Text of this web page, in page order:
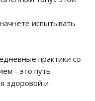
испытывать
практики со
- это путь
здоровой и